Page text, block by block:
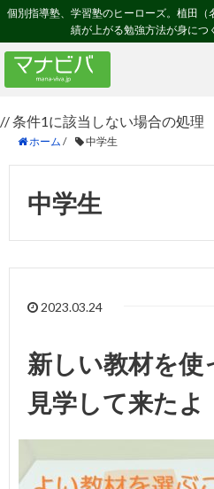
個別指導塾、学習塾のヒーローズ。植田
績が上がる勉強方法が身につ
// 条件1に該当しない場合の処理
ホーム / 中学生
中学生
2023.03.24
新しい教材を使
見学して来たよ